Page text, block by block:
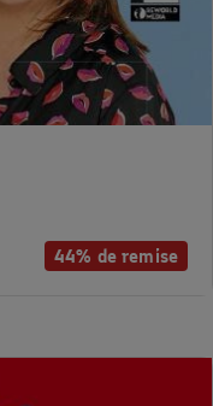
44% de remise